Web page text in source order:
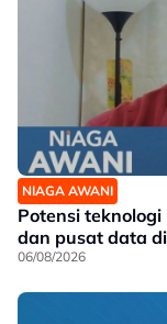
NIAGA AWANI
Potensi
dan pusat data
06/08/2026